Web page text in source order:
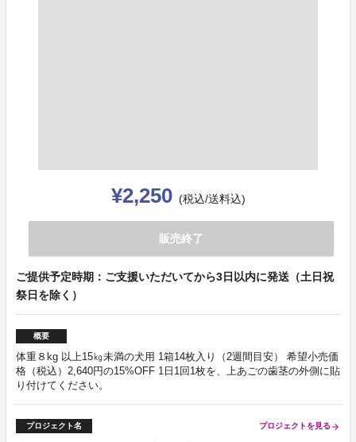
¥2,250 (税込/送料込)
販売終了
ご提供予定時期：ご支援いただいてから3日以内に発送（土日祝
祭日を除く）
概要
体重８kg 以上15㎏未満の犬用 1箱14枚入り（2週間目安） 希望小売価
格（税込）2,640円の15%OFF 1日1回1枚を、上あごの歯茎の外側に貼
り付けてください。
プロジェクト名 プロジェクトを見る arrow_forward